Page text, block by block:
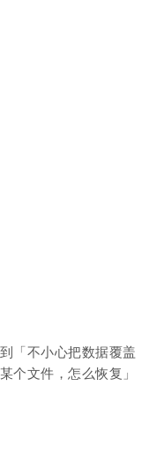
「不小心把数据覆盖
个文件，怎么恢复」